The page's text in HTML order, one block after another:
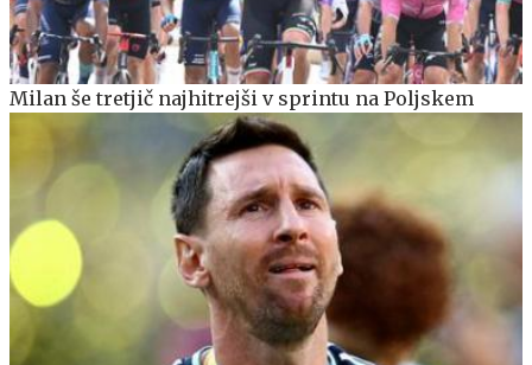
Milan še tretjič najhitrejši v sprintu na Poljskem